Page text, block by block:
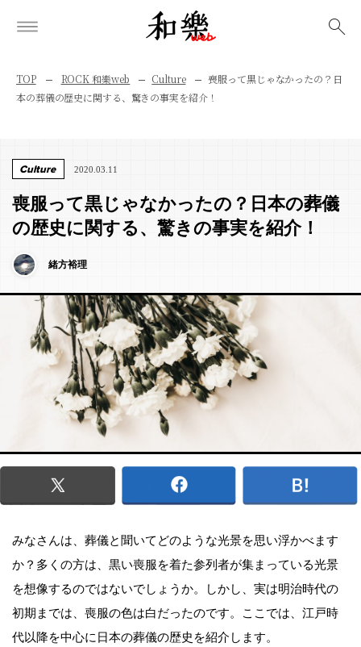
TOP ROCK 和樂web Culture
喪服って黒じゃなかったの？日
本の葬儀の歴史に関する、驚きの事実を紹介！
Culture 2020.03.11
喪服って黒じゃなかったの？日本の葬儀
の歴史に関する、驚きの事実を紹介！
緒方裕理
みなさんは、葬儀と聞いてどのような光景を思い浮かべます
か？多くの方は、黒い喪服を着た参列者が集まっている光景
を想像するのではないでしょうか。しかし、実は明治時代の
初期までは、喪服の色は白だったのです。ここでは、江戸時
代以降を中心に日本の葬儀の歴史を紹介します。